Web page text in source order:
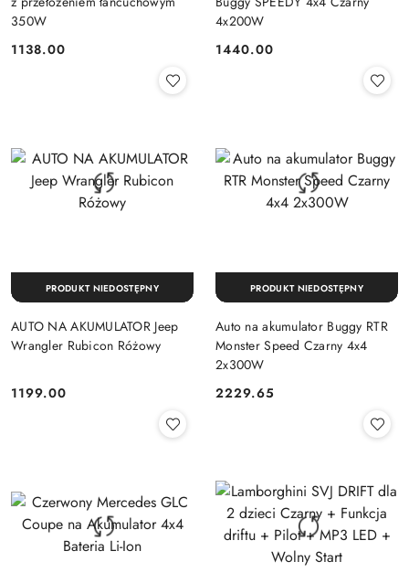
350W
Cena:
1138.00
4x200W
Cena:
1440.00
AUTO NA AKUMULATOR Jeep
Wrangler Rubicon Różowy
Cena:
1199.00
PRODUKT NIEDOSTĘPNY
Auto na akumulator Buggy RTR
Monster Speed Czarny 4x4
2x300W
Cena:
2229.65
PRODUKT NIEDOSTĘPNY